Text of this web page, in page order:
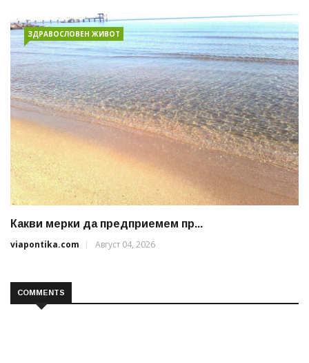
ЗДРАВОСЛОВЕН ЖИВОТ
Какви мерки да предприемем пр...
viapontika.com
Август 04, 2026
COMMENTS